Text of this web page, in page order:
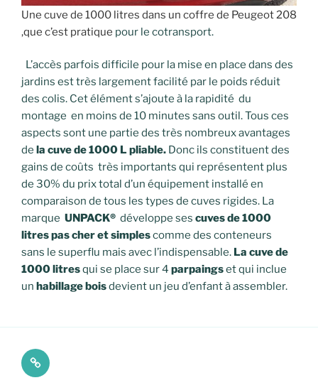
Une cuve de 1000 litres dans un coffre de Peugeot 208
,que c’est pratique pour le cotransport.
L’accès parfois difficile pour la mise en place dans des
jardins est très largement facilité par le poids réduit
des colis. Cet élément s’ajoute à la rapidité du
montage en moins de 10 minutes sans outil. Tous ces
aspects sont une partie des très nombreux avantages
de la cuve de 1000 L pliable. Donc ils constituent des
gains de coûts très importants qui représentent plus
de 30% du prix total d’un équipement installé en
comparaison de tous les types de cuves rigides. La
marque UNPACK® développe ses cuves de 1000
litres pas cheret simplescomme des conteneurs
sans le superflu mais avec l’indispensable. La cuve de
1000 litresqui se place sur 4 parpaingset qui inclue
un habillage boisdevient un jeu d’enfant à assembler.
À
propos